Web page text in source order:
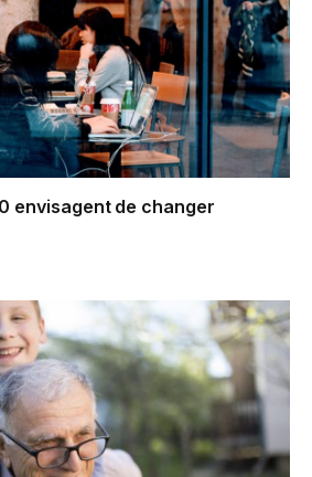
envisagent de changer